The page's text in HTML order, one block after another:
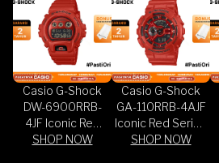
Casio G-Shock
DW-6900RRB-
4JF Iconic Red
Series Digital Dial
SHOP NOW
Casio G-Shock
GA-110RRB-4AJF
Iconic Red Series
Digital Analog
SHOP NOW